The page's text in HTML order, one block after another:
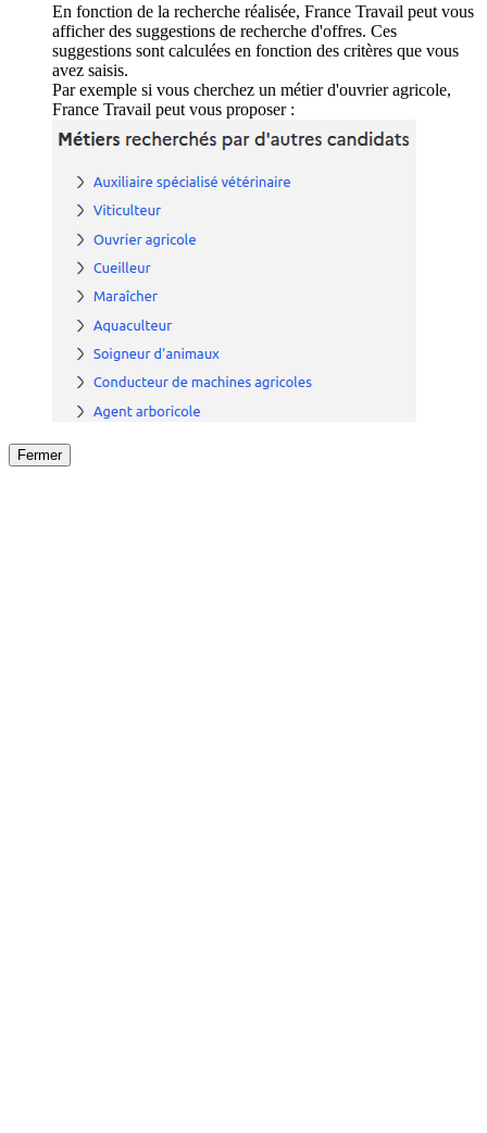
En fonction de la recherche réalisée, France Travail peut vous
afficher des suggestions de recherche d'offres. Ces
suggestions sont calculées en fonction des critères que vous
avez saisis.
Par exemple si vous cherchez un métier d'ouvrier agricole,
France Travail peut vous proposer :
Fermer